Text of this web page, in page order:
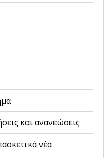
και ανανεώσεις
νέα